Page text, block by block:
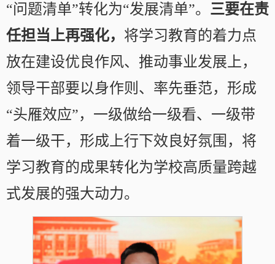
“问题清单”转化为“发展清单”。 三要在责
任担当上再强化， 将学习教育的着力点
放在建设优良作风、推动事业发展上，
领导干部要以身作则、率先垂范，形成
“头雁效应”，一级做给一级看、一级带
着一级干，形成上行下效良好氛围，将
学习教育的成果转化为学校高质量跨越
式发展的强大动力。